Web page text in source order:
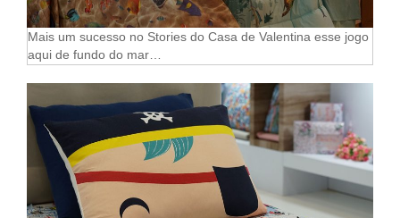
Mais um sucesso no Stories do Casa de Valentina esse jogo
aqui de fundo do mar…